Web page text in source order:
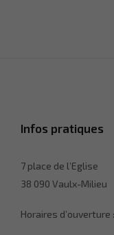
Infos pratiques
7 place de l’Eglise
38 090 Vaulx-Milieu
Horaires d’ouverture :